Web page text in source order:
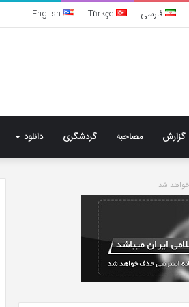
فارسی Türkçe
English
گزارش مصاحبه گردشگری دانلود
شد
3 روز پیش